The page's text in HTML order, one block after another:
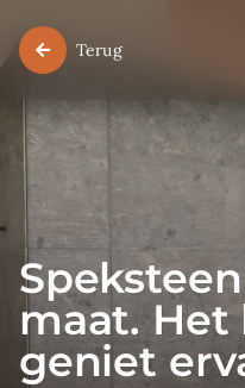
maat. Het
geniet
Terug